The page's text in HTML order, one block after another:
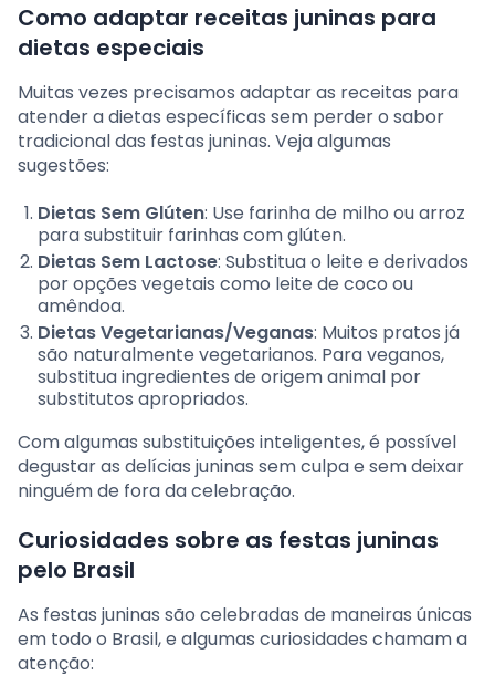
Como adaptar receitas juninas para
dietas especiais
Muitas vezes precisamos adaptar as receitas para
atender a dietas específicas sem perder o sabor
tradicional das festas juninas. Veja algumas
sugestões:
Dietas Sem Glúten: Use farinha de milho ou arroz
para substituir farinhas com glúten.
Dietas Sem Lactose: Substitua o leite e derivados
por opções vegetais como leite de coco ou
amêndoa.
Dietas Vegetarianas/Veganas: Muitos pratos já
são naturalmente vegetarianos. Para veganos,
substitua ingredientes de origem animal por
substitutos apropriados.
Com algumas substituições inteligentes, é possível
degustar as delícias juninas sem culpa e sem deixar
ninguém de fora da celebração.
Curiosidades sobre as festas juninas
pelo Brasil
As festas juninas são celebradas de maneiras únicas
em todo o Brasil, e algumas curiosidades chamam a
atenção: